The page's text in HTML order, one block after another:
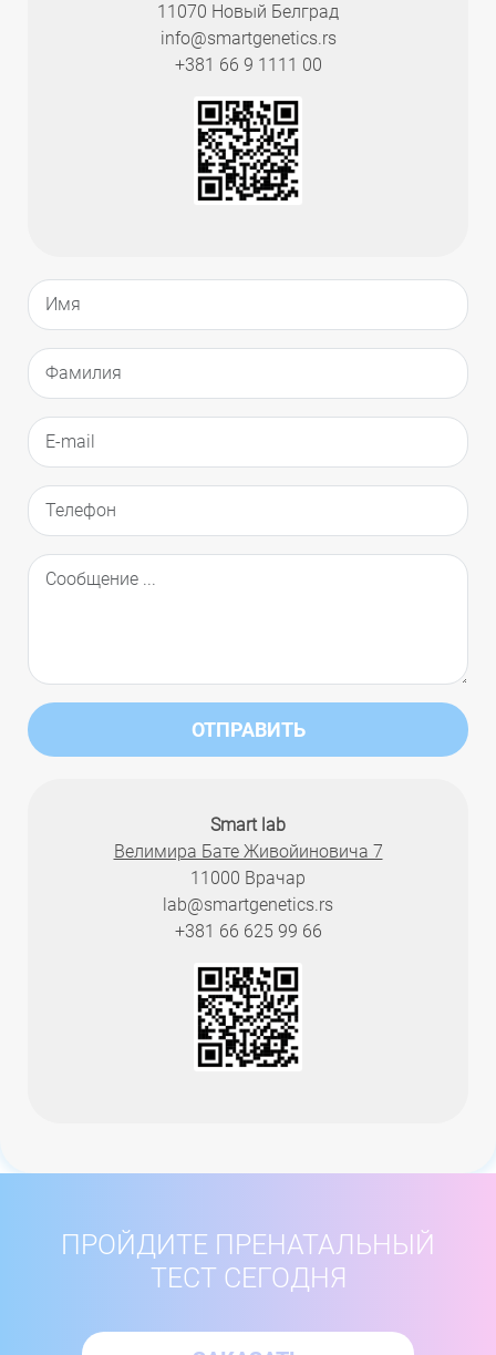
11070 Новый Белград
info@smartgenetics.rs
+381 66 9 1111 00
ОТПРАВИТЬ
Smart lab
Велимира Бате Живойиновича 7
11000 Врачар
lab@smartgenetics.rs
+381 66 625 99 66
ПРОЙДИТЕ ПРЕНАТАЛЬНЫЙ
ТЕСТ СЕГОДНЯ